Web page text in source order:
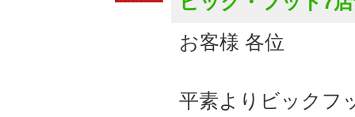
お客様 各位
平素よりビックフ